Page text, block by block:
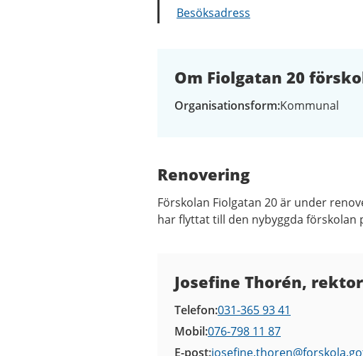
Besöksadress
Om Fiolgatan 20
Organisationsform Kommunal
Renovering
Förskolan Fiolgatan 20 är under
har flyttat till den nybyggda förskolan
Josefine Thorén, rektor
Telefon 031-365 93 41
Mobil076-798 11 87
E-post josefine.thoren@